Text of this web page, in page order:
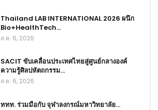
Thailand LAB INTERNATIONAL 2026 ผนึก
Bio+HealthTech…
ส.ค. 6, 2026
SACIT ขับเคลื่อนประเทศไทยสู่ศูนย์กลางองค์
ความรู้ศิลปหัตถกรรม…
ส.ค. 6, 2026
ททท. ร่วมมือกับ จุฬาลงกรณ์มหาวิทยาลัย…